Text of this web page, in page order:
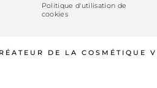
Politique d'utilisation de
cookies
DE LA COSMÉTIQUE